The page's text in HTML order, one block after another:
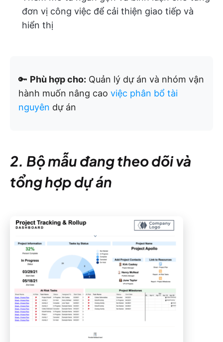
đơn vị công việc để cải thiện giao tiếp và
hiển thị
🔑 Phù hợp cho: Quản lý dự án và nhóm vận
hành muốn nâng cao việc phân bổ tài
nguyên dự án
2. Bộ mẫu đang theo dõi và
tổng hợp dự án